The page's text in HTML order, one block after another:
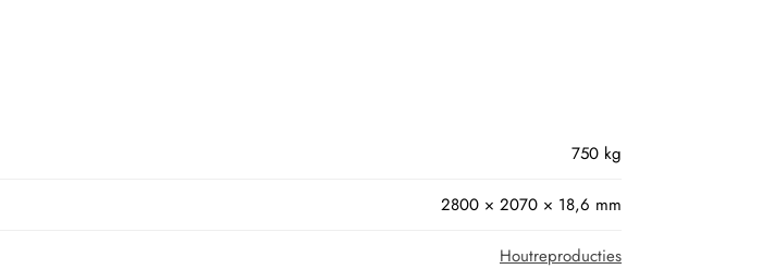
750 kg
2800 × 2070 × 18,6 mm
Houtreproducties